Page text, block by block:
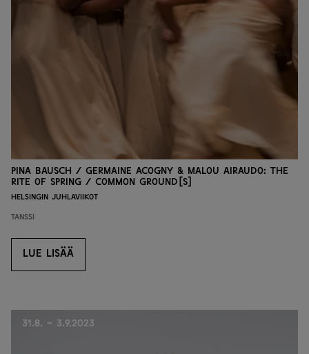
Pina Bausch / Germaine Acogny & Malou Airaudo: The
Rite of Spring / common ground[s]
Helsingin juhlaviikot
Tanssi
LUE LISÄÄ
LUE LISÄÄ
31.8. - 3.9.2023